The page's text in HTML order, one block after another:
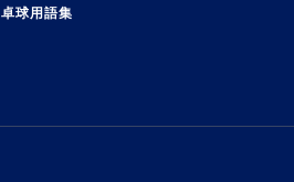
卓球用語集